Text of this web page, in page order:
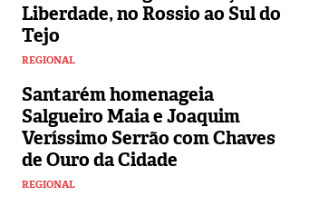
Liberdade, no Rossio ao Sul do
Tejo
REGIONAL
Santarém homenageia
Salgueiro Maia e Joaquim
Veríssimo Serrão com Chaves
de Ouro da Cidade
REGIONAL